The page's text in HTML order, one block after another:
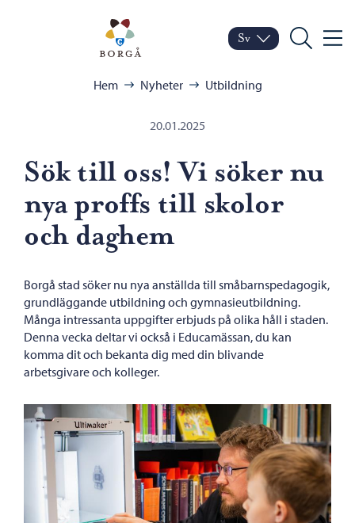
Porvoo – Gå till
Byt språk
Nuvarande språk:
Sv
Sök Meny
Hem Nyheter Utbildning
20.01.2025
Sök till oss! Vi söker nu
nya proffs till skolor
och daghem
Borgå stad söker nu nya anställda till småbarnspedagogik,
grundläggande utbildning och gymnasieutbildning.
Många intressanta uppgifter erbjuds på olika håll i staden.
Denna vecka deltar vi också i Educamässan, du kan
komma dit och bekanta dig med din blivande
arbetsgivare och kolleger.